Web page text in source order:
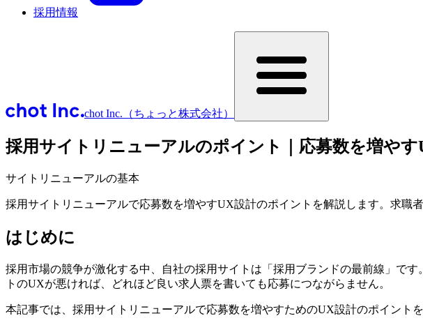
採用情報
chot Inc.（ちょっと株式会社）
採用サイトリニューアルのポイント｜応募数を増やす
サイトリニューアルの基本
採用サイトリニューアルで応募数を増やすUX設計のポイントを解説します。求職
はじめに
採用市場の競争が激化する中、自社の採用サイトは「採用ブランドの最前線」で
トのUXが悪ければ、どれほど良い求人票を書いても応募につながらません。
本記事では、採用サイトリニューアルで応募数を増やすためのUX設計のポイント